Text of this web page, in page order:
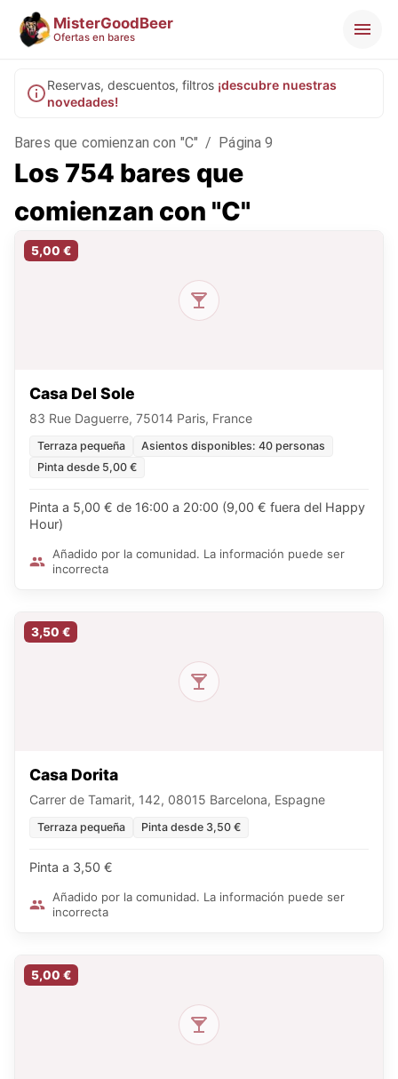
MisterGoodBeer
Ofertas en bares
Reservas, descuentos, filtros ¡descubre nuestras
novedades!
Bares que comienzan con "C" / Página 9
Los 754 bares que
comienzan con "C"
5,00 €
Casa Del Sole
83 Rue Daguerre, 75014 Paris, France
Terraza pequeña
Asientos disponibles: 40 personas
Pinta desde 5,00 €
Pinta a 5,00 € de 16:00 a 20:00 (9,00 € fuera del Happy
Hour)
Añadido por la comunidad. La información puede ser
incorrecta
3,50 €
Casa Dorita
Carrer de Tamarit, 142, 08015 Barcelona, Espagne
Terraza pequeña Pinta desde 3,50 €
Pinta a 3,50 €
Añadido por la comunidad. La información puede ser
incorrecta
5,00 €